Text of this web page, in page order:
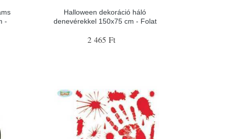
-
Halloween dekoráció háló
denevérekkel 150x75 cm - Folat
2 465 Ft